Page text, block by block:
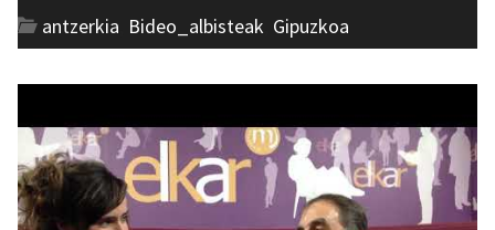
antzerkia Bideo_albisteak Gipuzkoa